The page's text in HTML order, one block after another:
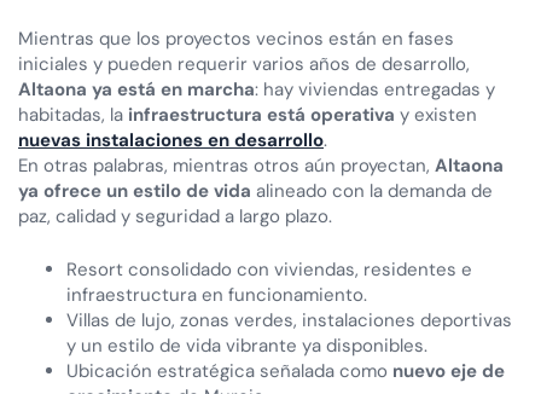
Mientras que los proyectos vecinos están en fases
iniciales y pueden requerir varios años de desarrollo,
Altaona ya está en marcha: hay viviendas entregadas y
habitadas, la infraestructura está operativa y existen
nuevas instalaciones en desarrollo.
En otras palabras, mientras otros aún proyectan, Altaona
ya ofrece un estilo de vida alineado con la demanda de
paz, calidad y seguridad a largo plazo.
Resort consolidado con viviendas, residentes e
infraestructura en funcionamiento.
Villas de lujo, zonas verdes, instalaciones deportivas
y un estilo de vida vibrante ya disponibles.
Ubicación estratégica señalada como nuevo eje de